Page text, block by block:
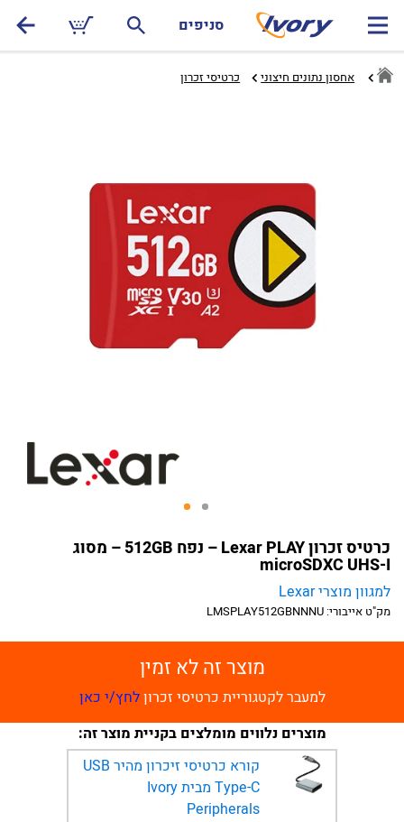
סניפים
אחסון נתונים חיצוני כרטיסי זכרון‏
כרטיס זכרון Lexar PLAY – נפח 512GB – מסוג
microSDXC UHS-I
למגוון מוצרי Lexar
מק"ט אייבורי: LMSPLAY512GBNNNU
מוצר זה לא זמין
למעבר לקטגוריית כרטיסי זכרוןלחץ/י כאן
מוצרים נלווים מומלצים בקניית מוצר זה:
קורא כרטיסי זיכרון מהיר USB
Type-C מבית Ivory
Peripherals